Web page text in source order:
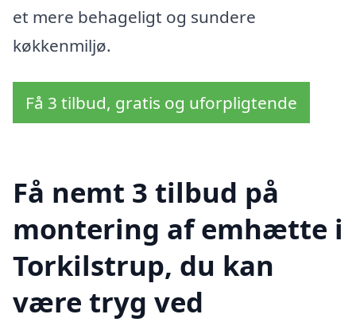
et mere behageligt og sundere
køkkenmiljø.
Få 3 tilbud, gratis og uforpligtende
Få nemt 3 tilbud på
montering af emhætte i
Torkilstrup, du kan
være tryg ved